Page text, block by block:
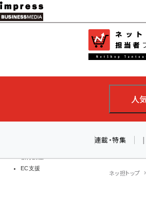
メ
イ
ン
ツ
移
教育講座
EC支援
人
連載・特集 |
ネッ担トップ